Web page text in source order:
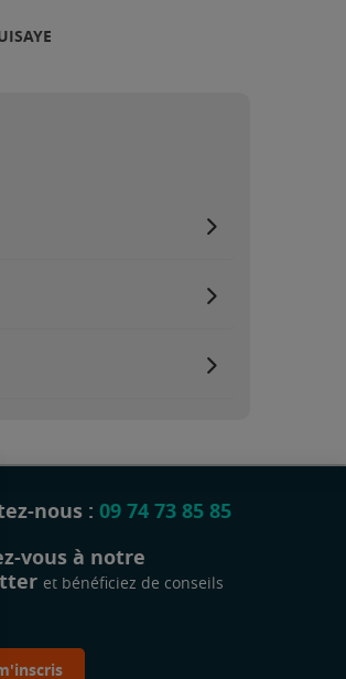
nous : 09 74 73 85 85
vous à notre
et bénéficiez de conseils